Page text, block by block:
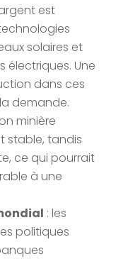
est
solaires et
électriques. Une
dans ces
demande.
minière
stable, tandis
ce qui pourrait
à une
: les
politiques